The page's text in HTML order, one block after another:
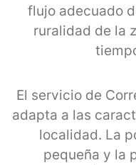
flujo adecuado
ruralidad de la
El servicio de
adapta a las
localidad. La
pequeña y la